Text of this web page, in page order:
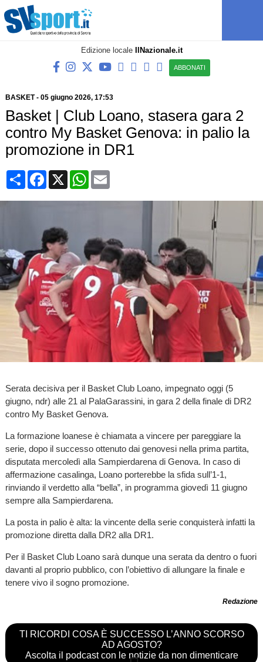
Edizione locale IlNazionale.it
ABBONATI
BASKET- 05 giugno 2026, 17:53
Basket | Club Loano, stasera gara 2
contro My Basket Genova: in palio la
promozione in DR1
CondividiFacebook
X WhatsApp
Email
Serata decisiva per il Basket Club Loano, impegnato oggi (5
giugno, ndr) alle 21 al PalaGarassini, in gara 2 della finale di DR2
contro My Basket Genova.
La formazione loanese è chiamata a vincere per pareggiare la
serie, dopo il successo ottenuto dai genovesi nella prima partita,
disputata mercoledì alla Sampierdarena di Genova. In caso di
affermazione casalinga, Loano porterebbe la sfida sull’1-1,
rinviando il verdetto alla “bella”, in programma giovedì 11 giugno
sempre alla Sampierdarena.
La posta in palio è alta: la vincente della serie conquisterà infatti la
promozione diretta dalla DR2 alla DR1.
Per il Basket Club Loano sarà dunque una serata da dentro o fuori
davanti al proprio pubblico, con l’obiettivo di allungare la finale e
tenere vivo il sogno promozione.
Redazione
TI RICORDI COSA È SUCCESSO L’ANNO SCORSO
AD AGOSTO?
Ascolta il podcast con le notizie da non dimenticare